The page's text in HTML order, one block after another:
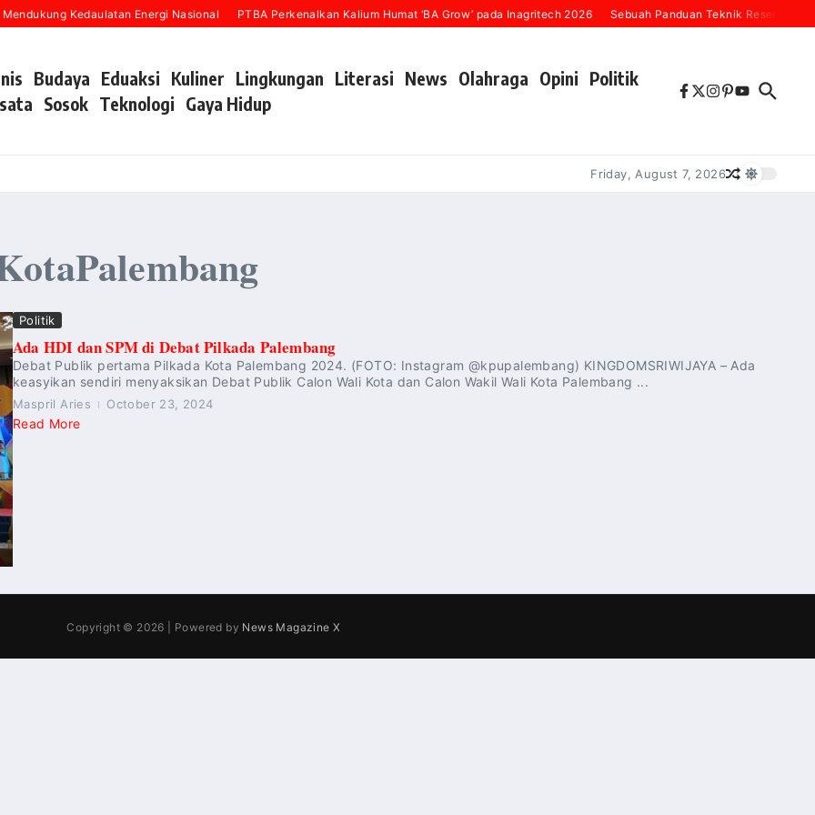
Kedaulatan Energi Nasional PTBA Perkenalkan Kalium Humat ‘BA Grow’ pada Inagritech 2026 Sebuah Panduan Teknik Resensi
Budaya Eduaksi Kuliner Lingkungan Literasi News Olahraga Opini Politik
Sosok Teknologi Gaya Hidup
Friday, August 7, 2026
Politik
Ada HDI dan SPM di Debat Pilkada Palembang
Debat Publik pertama Pilkada Kota Palembang 2024. (FOTO: Instagram @kpupalembang) KINGDOMSRIWIJAYA – Ada
keasyikan sendiri menyaksikan Debat Publik Calon Wali Kota dan Calon Wakil Wali Kota Palembang ...
Maspril Aries October 23, 2024
Read More
Copyright © 2026 | Powered by News Magazine X